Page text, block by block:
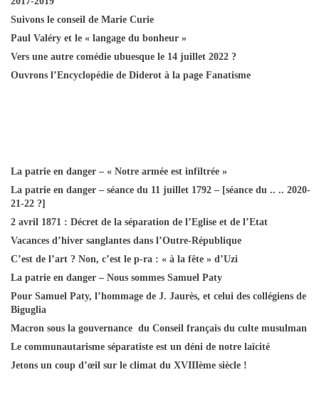
Suivons le conseil de Marie Curie
Paul Valéry et le « langage du bonheur »
Vers une autre comédie ubuesque le 14 juillet 2022 ?
Ouvrons l’Encyclopédie de Diderot à la page Fanatisme
La patrie en danger – « Notre armée est infiltrée »
La patrie en danger – séance du 11 juillet 1792 – [séance du .. .. 2020-
21-22 ?]
2 avril 1871 : Décret de la séparation de l’Eglise et de l’Etat
Vacances d’hiver sanglantes dans l’Outre-République
C’est de l’art ? Non, c’est le p-ra : « à la fête » d’Uzi
La patrie en danger – Nous sommes Samuel Paty
Pour Samuel Paty, l’hommage de J. Jaurès, et celui des collégiens de
Biguglia
Macron sous la gouvernance du Conseil français du culte musulman
Le communautarisme séparatiste est un déni de notre laïcité
Jetons un coup d’œil sur le climat du XVIIIème siècle !